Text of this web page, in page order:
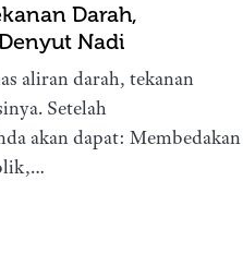
Darah,
Nadi
aliran darah, tekanan
Setelah
akan dapat: Membedakan